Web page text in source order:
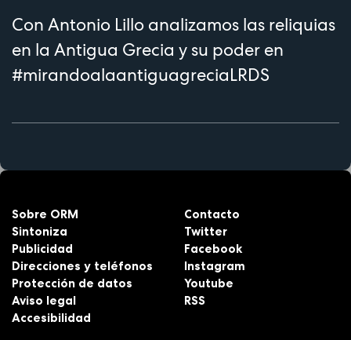
Con Antonio Lillo analizamos las reliquias
en la Antigua Grecia y su poder en
#mirandoalaantiguagreciaLRDS
Sobre ORM
Sintoniza
Publicidad
Direcciones y teléfonos
Protección de datos
Aviso legal
Accesibilidad
Contacto
Twitter
Facebook
Instagram
Youtube
RSS